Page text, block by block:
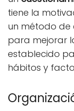
tiene la
un método de
para mejorar
establecido
hábitos y